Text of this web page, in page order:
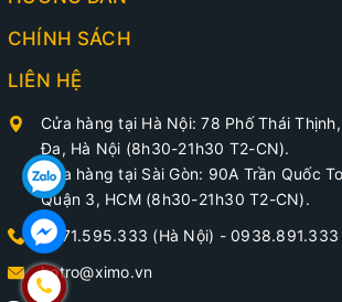
CHÍNH SÁCH
LIÊN HỆ
Cửa hàng tại Hà Nội: 78 Phố Thái
Đa, Hà Nội (8h30-21h30 T2-CN).
Cửa hàng tại Sài Gòn: 90A Trần Quốc
Quận 3, HCM (8h30-21h30 T2-CN).
0971.595.333 (Hà Nội) - 0938.891.333
hotro@ximo.vn